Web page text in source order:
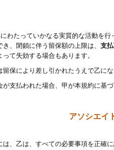
わたっていかなる実質的な活動を
、閉鎖に伴う留保額の上限は、 支
て失効する場合もあります。
保により差し引かれたうえで乙に
支払われた場合、甲が本規約に基
アソシエイ
、乙は、すべての必要事項を正確